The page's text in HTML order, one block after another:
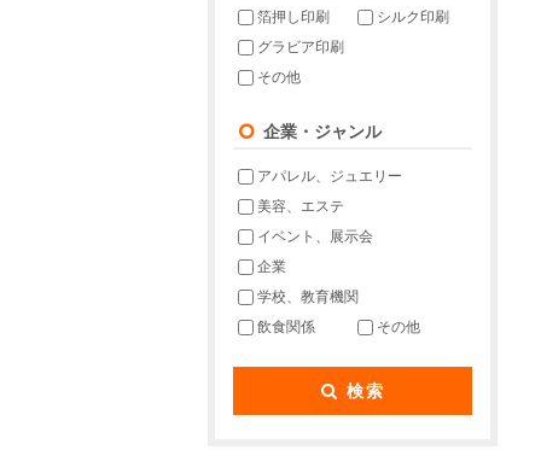
箔押し印刷
シルク印刷
グラビア印刷
その他
企業・ジャンル
アパレル、ジュエリー
美容、エステ
イベント、展示会
企業
学校、教育機関
飲食関係
その他
検索